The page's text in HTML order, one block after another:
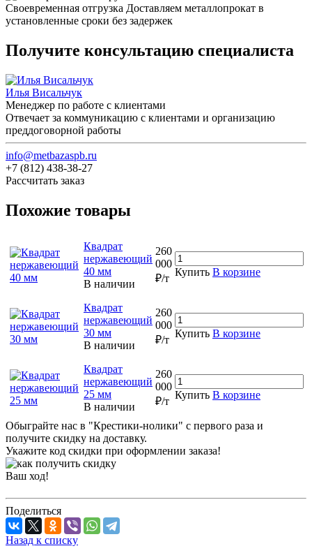
Своевременная отгрузка Доставляем металлопрокат в
установленные сроки без задержек
Получите консультацию специалиста
Илья Висальчук
Менеджер по работе с клиентами
Отвечает за коммуникацию с клиентами и организацию
преддоговорной работы
info@metbazaspb.ru
+7 (812) 438-38-27
Рассчитать заказ
Похожие товары
Квадрат
нержавеющий
40 мм
В наличии
260
000
₽/т
Купить В корзине
Квадрат
нержавеющий
30 мм
В наличии
260
000
₽/т
Купить В корзине
Квадрат
нержавеющий
25 мм
В наличии
260
000
₽/т
Купить В корзине
Обыграйте нас в "Крестики-нолики" с первого раза и
получите скидку на доставку.
Укажите код скидки при оформлении заказа!
Ваш ход!
Поделиться
Назад к списку